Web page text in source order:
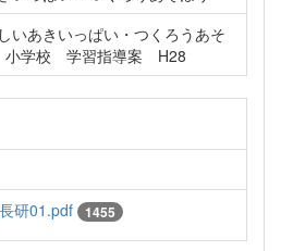
あきいっぱい・つくろうあそ
学校 学習指導案 H28
研01.pdf 1455